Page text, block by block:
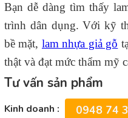
Bạn dễ dàng tìm thấy
trình dân dụng. Với kỹ
bề mặt, lam nhựa giả gỗ
thật và đạt mức thẩm mỹ
Tư vấn sản phẩm
Kinh doanh : 0948 74